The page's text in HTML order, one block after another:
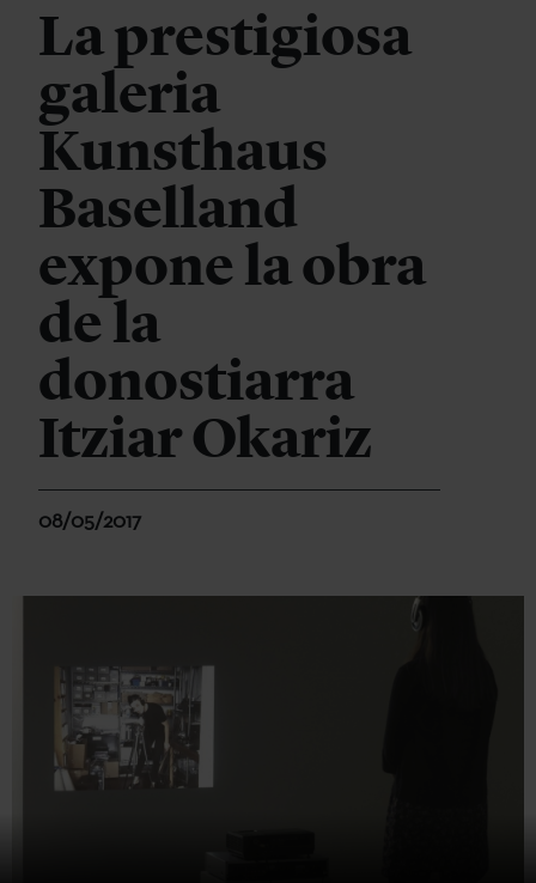
La prestigiosa
galeria
Kunsthaus
Baselland
expone la obra
de la
donostiarra
Itziar Okariz
08/05/2017